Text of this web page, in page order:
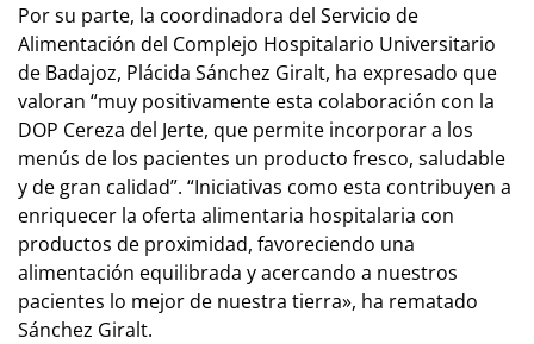
Por su parte, la coordinadora del Servicio de
Alimentación del Complejo Hospitalario Universitario
de Badajoz, Plácida Sánchez Giralt, ha expresado que
valoran “muy positivamente esta colaboración con la
DOP Cereza del Jerte, que permite incorporar a los
menús de los pacientes un producto fresco, saludable
y de gran calidad”. “Iniciativas como esta contribuyen a
enriquecer la oferta alimentaria hospitalaria con
productos de proximidad, favoreciendo una
alimentación equilibrada y acercando a nuestros
pacientes lo mejor de nuestra tierra», ha rematado
Sánchez Giralt.